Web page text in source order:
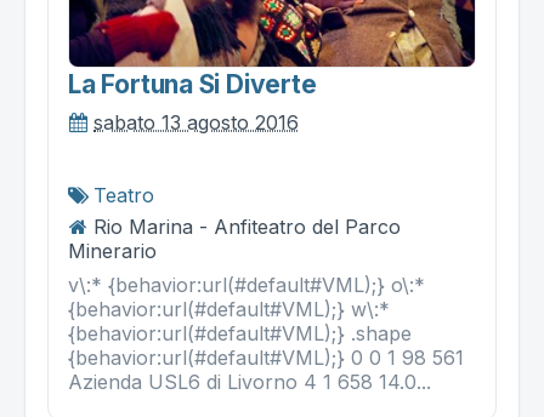
La Fortuna Si Diverte
sabato 13 agosto 2016
Teatro
Rio Marina - Anfiteatro del Parco
Minerario
v\:* {behavior:url(#default#VML);} o\:*
{behavior:url(#default#VML);} w\:*
{behavior:url(#default#VML);} .shape
{behavior:url(#default#VML);} 0 0 1 98 561
Azienda USL6 di Livorno 4 1 658 14.0...